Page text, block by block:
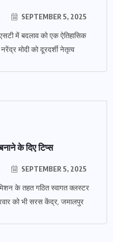
SEPTEMBER 5, 2025
में बदलाव को एक ऐतिहासिक
मोदी को दूरदर्शी नेतृत्व
के दिए टिप्स
SEPTEMBER 5, 2025
मिशन के तहत गठित स्वागत क्लस्टर
को भी सरस केंद्र, जमालपुर